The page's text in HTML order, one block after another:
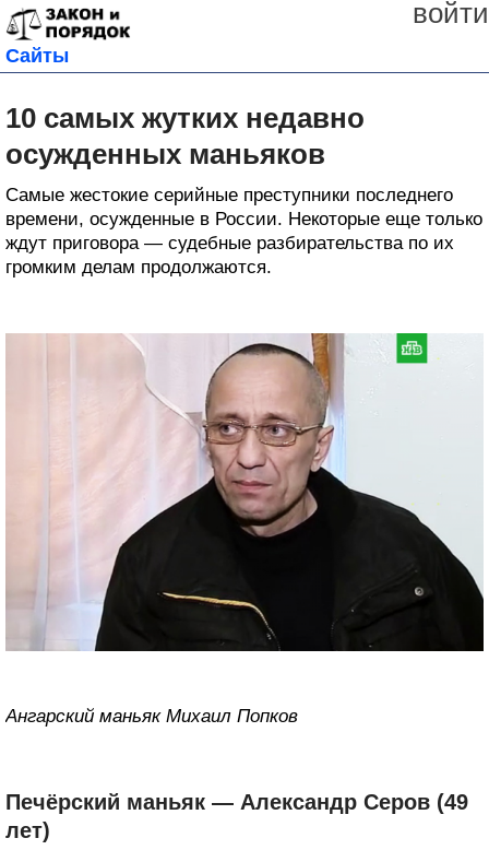
войти
Сайты
10 самых жутких недавно
осужденных маньяков
Самые жестокие серийные преступники последнего
времени, осужденные в России. Некоторые еще только
ждут приговора — судебные разбирательства по их
громким делам продолжаются.
Ангарский маньяк Михаил Попков
Печёрский маньяк — Александр Серов (49
лет)